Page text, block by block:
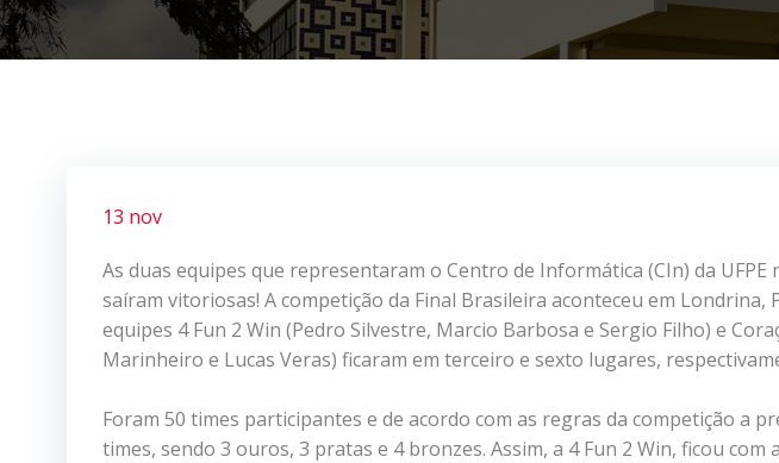
13 nov
As duas equipes que representaram o Centro de Informática (CIn) da
saíram vitoriosas! A competição da Final Brasileira aconteceu em Londrina,
equipes 4 Fun 2 Win (Pedro Silvestre, Marcio Barbosa e Sergio Filho) e
Marinheiro e Lucas Veras) ficaram em terceiro e sexto lugares,
Foram 50 times participantes e de acordo com as regras da competição a
times, sendo 3 ouros, 3 pratas e 4 bronzes. Assim, a 4 Fun 2 Win, ficou